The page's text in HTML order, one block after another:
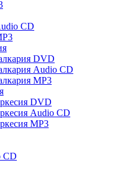
CD
DVD
Audio CD
MP3
DVD
Audio CD
MP3
CD